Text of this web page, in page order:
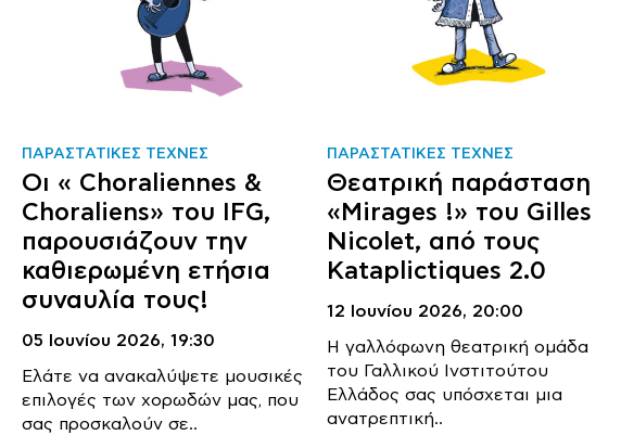
ΠΑΡΑΣΤΑΤΙΚΕΣ ΤΕΧΝΕΣ
Οι « Choraliennes &
Choraliens» του IFG,
παρουσιάζουν την
καθιερωμένη ετήσια
συναυλία τους!
05 Ιουνίου 2026, 19:30
Ελάτε να ανακαλύψετε μουσικές
επιλογές των χορωδών μας, που
σας προσκαλούν σε..
ΠΑΡΑΣΤΑΤΙΚΕΣ ΤΕΧΝΕΣ
Θεατρική παράσταση
«Mirages !» του Gilles
Nicolet, από τους
Kataplictiques 2.0
12 Ιουνίου 2026, 20:00
Η γαλλόφωνη θεατρική ομάδα
του Γαλλικού Ινστιτούτου
Ελλάδος σας υπόσχεται μια
ανατρεπτική..